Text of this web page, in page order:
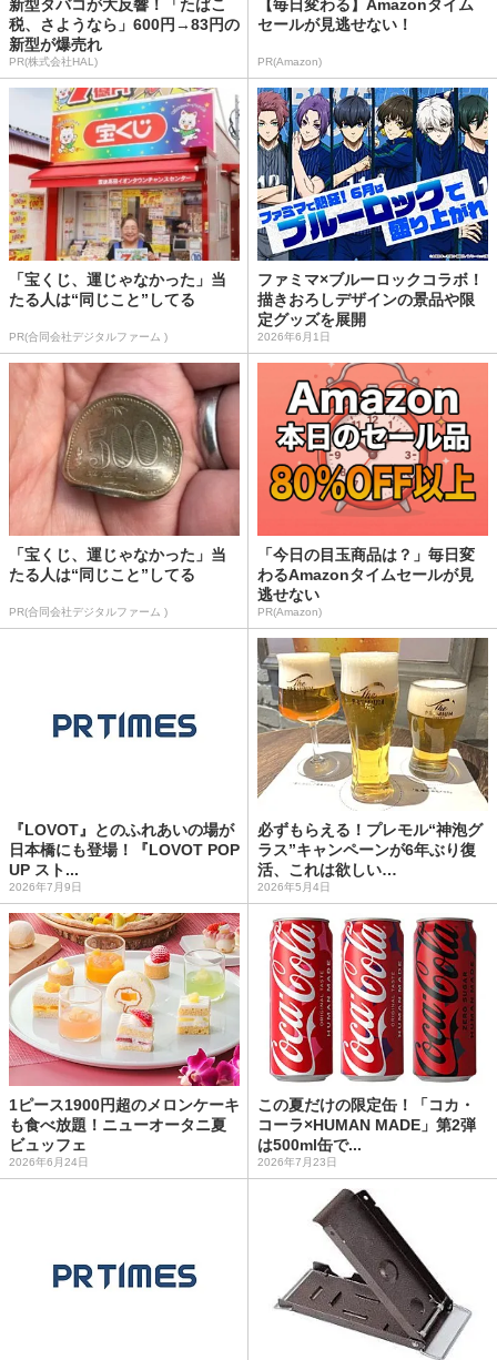
新型タバコが大反響！「たばこ
税、さようなら」600円→83円の
新型が爆売れ
PR(株式会社HAL)
【毎日変わる】Amazonタイム
セールが見逃せない！
PR(Amazon)
「宝くじ、運じゃなかった」当
たる人は“同じこと”してる
PR(合同会社デジタルファーム )
ファミマ×ブルーロックコラボ！
描きおろしデザインの景品や限
定グッズを展開
2026年6月1日
「宝くじ、運じゃなかった」当
たる人は“同じこと”してる
PR(合同会社デジタルファーム )
「今日の目玉商品は？」毎日変
わるAmazonタイムセールが見
逃せない
PR(Amazon)
『LOVOT』とのふれあいの場が
日本橋にも登場！『LOVOT POP
UP スト...
2026年7月9日
必ずもらえる！プレモル“神泡グ
ラス”キャンペーンが6年ぶり復
活、これは欲しい…
2026年5月4日
1ピース1900円超のメロンケーキ
も食べ放題！ニューオータニ夏
ビュッフェ
2026年6月24日
この夏だけの限定缶！「コカ・
コーラ×HUMAN MADE」第2弾
は500ml缶で...
2026年7月23日